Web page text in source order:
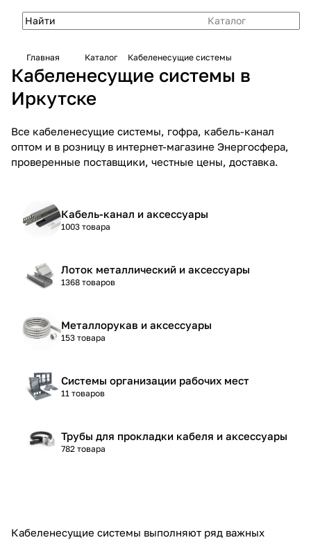
Каталог
Главная Каталог Кабеленесущие системы
Кабеленесущие системы в
Иркутске
Все кабеленесущие системы, гофра, кабель-канал
оптом и в розницу в интернет-магазине Энергосфера,
проверенные поставщики, честные цены, доставка.
Кабель-канал и аксессуары
1003 товара
Лоток металлический и аксессуары
1368 товаров
Металлорукав и аксессуары
153 товара
Системы организации рабочих мест
11 товаров
Трубы для прокладки кабеля и аксессуары
782 товара
Кабеленесущие системы выполняют ряд важных